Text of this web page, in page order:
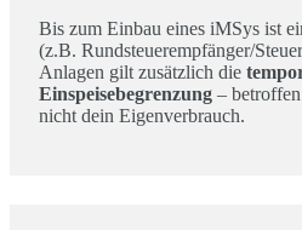
Bis zum Einbau eines iMSys ist
(z.B. Rundsteuerempfänger/
Anlagen gilt zusätzlich die
Einspeisebegrenzung –
nicht dein Eigenverbrauch.